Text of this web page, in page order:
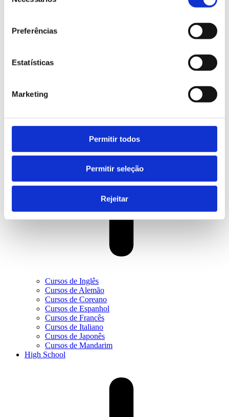
Preferências
Estatísticas
Marketing
Permitir todos
Permitir seleção
Rejeitar
Nova Zelândia
Cursos de Inglês
Cursos de Alemão
Cursos de Coreano
Cursos de Espanhol
Cursos de Francês
Cursos de Italiano
Cursos de Japonês
Cursos de Mandarim
High School